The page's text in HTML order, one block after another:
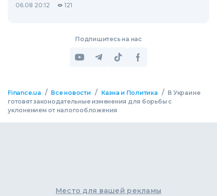
06.08 20:12 121
Подпишитесь на нас
Finance.ua / Все новости / Казна и Политика / В Украине
готовят законодательные изменения для борьбы с
уклонением от налогообложения
Место для вашей рекламы